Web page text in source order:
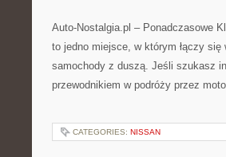
Auto-Nostalgia.pl – Ponadczasowe
to jedno miejsce, w którym łączy
samochody z duszą. Jeśli szukasz
przewodnikiem w podróży przez
CATEGORIES: NISSAN